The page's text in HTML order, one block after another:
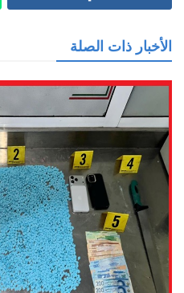
الأخبار ذات الصلة